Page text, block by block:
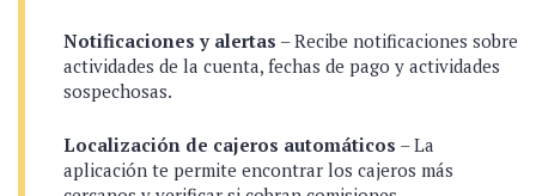
Notificaciones y alertas – Recibe notificaciones sobre
actividades de la cuenta, fechas de pago y actividades
sospechosas.
Localización de cajeros automáticos – La
aplicación te permite encontrar los cajeros más